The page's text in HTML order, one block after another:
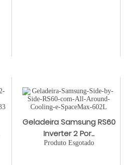
Geladeira Samsung RS60
Inverter 2 Por...
Produto Esgotado